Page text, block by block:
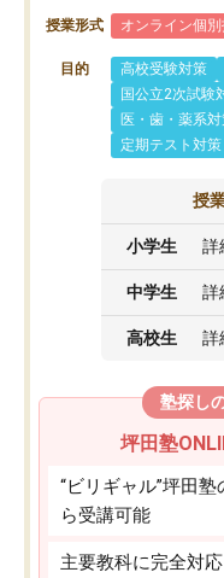
授業形式 オンライン個
目的 高校受験対策
国公立2次試験
医・歯・薬系
定期テスト対策
授
小学生 詳
中学生 詳
高校生 詳
塾探し
坪田塾
“ビリギャル”坪田
ら受講可能
主要教科に完全対